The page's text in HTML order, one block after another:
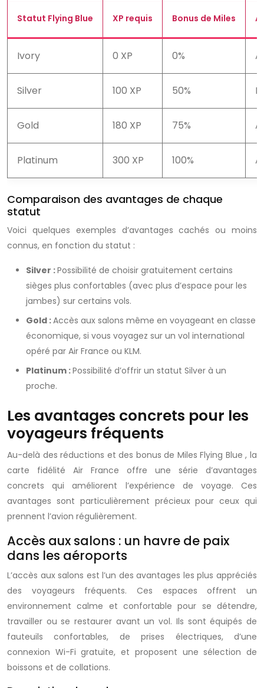
Statut Flying Blue XP requis Bonus de Miles
Ivory 0 XP 0%
Silver 100 XP 50%
Gold 180 XP 75%
Platinum 300 XP 100%
Comparaison des avantages de chaque
statut
Voici quelques exemples d’avantages cachés ou moins
connus, en fonction du statut :
Silver :Possibilité de choisir gratuitement certains
sièges plus confortables (avec plus d’espace pour les
jambes) sur certains vols.
Gold :Accès aux salons même en voyageant en classe
économique, si vous voyagez sur un vol international
opéré par Air France ou KLM.
Platinum :Possibilité d’offrir un statut Silver à un
proche.
Les avantages concrets pour les
voyageurs fréquents
Au-delà des réductions et des bonus de Miles Flying Blue, la
carte fidélité Air France offre une série d’avantages
concrets qui améliorent l’expérience de voyage. Ces
avantages sont particulièrement précieux pour ceux qui
prennent l’avion régulièrement.
Accès aux salons : un havre de paix
dans les aéroports
L’accès aux salons est l’un des avantages les plus appréciés
des voyageurs fréquents. Ces espaces offrent un
environnement calme et confortable pour se détendre,
travailler ou se restaurer avant un vol. Ils sont équipés de
fauteuils confortables, de prises électriques, d’une
connexion Wi-Fi gratuite, et proposent une sélection de
boissons et de collations.